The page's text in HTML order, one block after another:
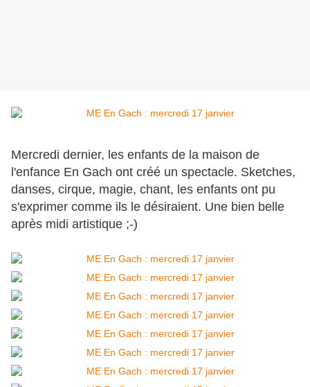
Mercredi dernier, les enfants de la maison de
l'enfance En Gach ont créé un spectacle. Sketches,
danses, cirque, magie, chant, les enfants ont pu
s'exprimer comme ils le désiraient. Une bien belle
après midi artistique ;-)